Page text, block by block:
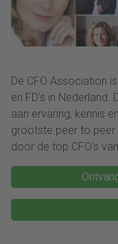
De CFO Association
en FD's in Nederland.
aan ervaring, kennis
grootste peer to peer
door de top CFO's